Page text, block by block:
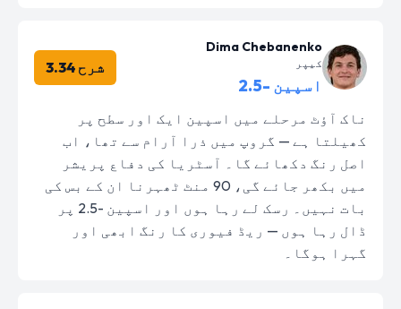
Dima Chebanenko
کیپر
اسپین -2.5
شرح 3.34
ناک آؤٹ مرحلے میں اسپین ایک اور سطح پر
کھیلتا ہے — گروپ میں ذرا آرام سے تھا، اب
اصل رنگ دکھائے گا۔ آسٹریا کی دفاع پریشر
میں بکھر جائے گی، 90 منٹ ٹھہرنا ان کے بس کی
بات نہیں۔ رسک لے رہا ہوں اور اسپین -2.5 پر
ڈال رہا ہوں — ریڈ فیوری کا رنگ ابھی اور
گہرا ہوگا۔